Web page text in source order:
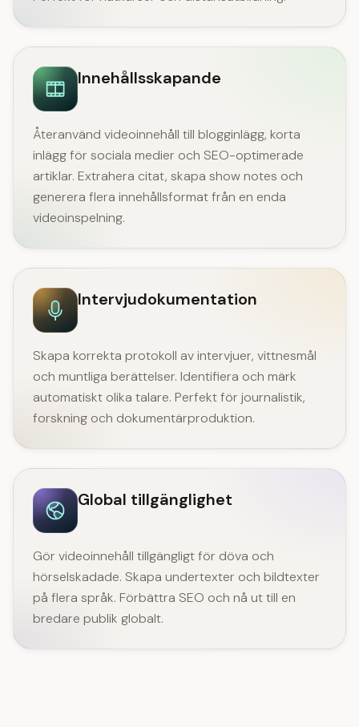
Innehållsskapande
Återanvänd videoinnehåll till blogginlägg, korta
inlägg för sociala medier och SEO-optimerade
artiklar. Extrahera citat, skapa show notes och
generera flera innehållsformat från en enda
videoinspelning.
Intervjudokumentation
Skapa korrekta protokoll av intervjuer, vittnesmål
och muntliga berättelser. Identifiera och märk
automatiskt olika talare. Perfekt för journalistik,
forskning och dokumentärproduktion.
Global tillgänglighet
Gör videoinnehåll tillgängligt för döva och
hörselskadade. Skapa undertexter och bildtexter
på flera språk. Förbättra SEO och nå ut till en
bredare publik globalt.